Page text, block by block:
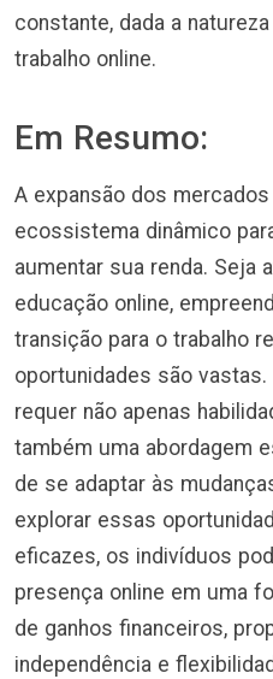
constante, dada a
trabalho online.
Em Resumo:
A expansão dos
ecossistema dinâmico
aumentar sua renda. Seja
educação online,
transição para o trabalho
oportunidades são
requer não apenas
também uma abordagem
de se adaptar às
explorar essas
eficazes, os indivíduos
presença online em uma
de ganhos financeiros,
independência e